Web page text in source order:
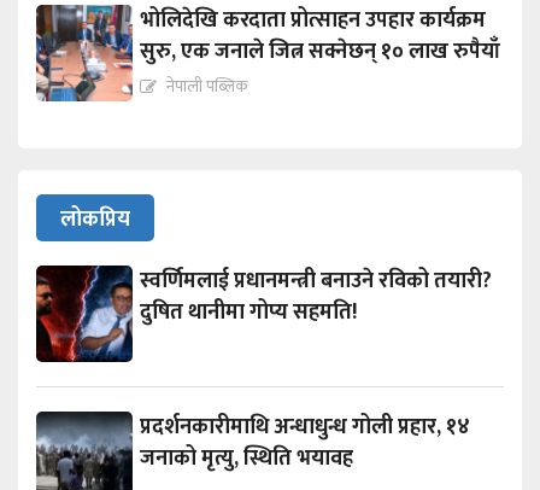
भोलिदेखि करदाता प्रोत्साहन उपहार कार्यक्रम
सुरु, एक जनाले जित्न सक्नेछन् १० लाख रुपैयाँ
नेपाली पब्लिक
लोकप्रिय
स्वर्णिमलाई प्रधानमन्त्री बनाउने रविको तयारी?
दुषित थानीमा गोप्य सहमति!
प्रदर्शनकारीमाथि अन्धाधुन्ध गोली प्रहार, १४
जनाको मृत्यु, स्थिति भयावह